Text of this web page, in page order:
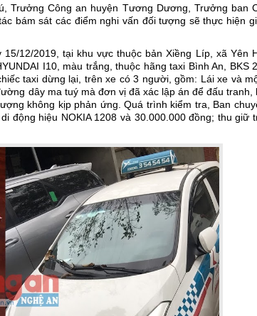
Công an huyện Tương Dương, Trưởng ban
bám sát các điểm nghi vấn đối tượng sẽ thực hiện
12/2019, tại khu vực thuộc bản Xiềng Líp, xã Yên
I10, màu trắng, thuộc hãng taxi Bình An, BKS
taxi dừng lại, trên xe có 3 người, gồm: Lái xe và
dây ma tuý mà đơn vị đã xác lập án để đấu tranh,
không kịp phản ứng. Quá trình kiểm tra, Ban
động hiệu NOKIA 1208 và 30.000.000 đồng; thu giữ